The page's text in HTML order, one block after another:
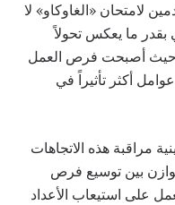
لامتحان «الغاوكاو» لا
بقدر ما يعكس تحولاً
حيث أصبحت فرص العمل
أكثر تأثيراً في
مراقبة هذه الاتجاهات
بين توسيع فرص
على استيعاب الأعداد